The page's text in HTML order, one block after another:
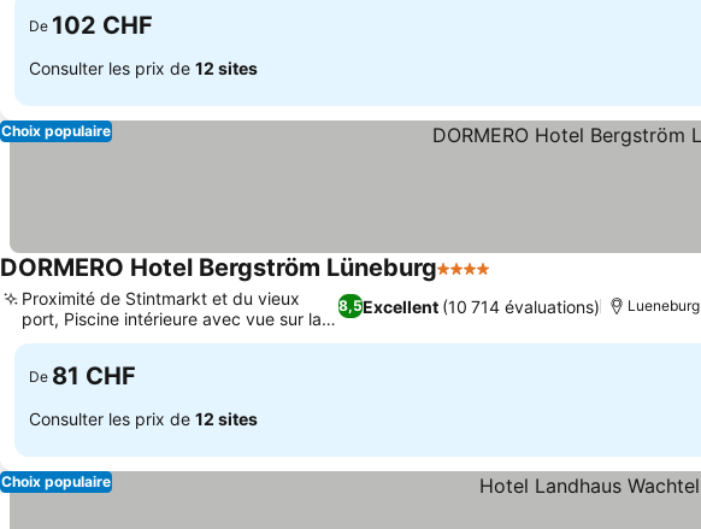
De 102 CHF
Consulter les prix de 12 sites
Choix populaire
DORMERO Hotel Bergström Lüneburg4 Étoiles
8,5Excellent (10 714 évaluations)
Proximité de Stintmarkt et du vieux
port, Piscine intérieure avec vue sur la
vieille ville
Lueneburg
De 81 CHF
Consulter les prix de 12 sites
Choix populaire